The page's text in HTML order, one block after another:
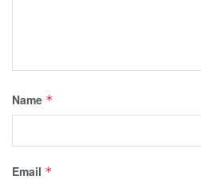
Name *
Email *